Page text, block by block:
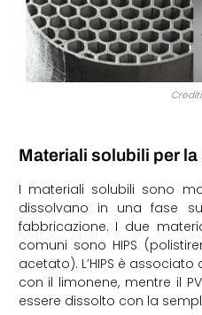
Materiali solubili per la
I materiali solubili sono
dissolvano in una fase
fabbricazione. I due
comuni sono HIPS
acetato). L’HIPS è associato
con il limonene, mentre il
essere dissolto con la